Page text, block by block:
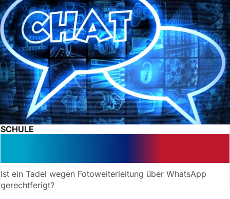
SCHULE
Ist ein Tadel wegen Fotoweiterleitung über WhatsApp
gerechtferigt?